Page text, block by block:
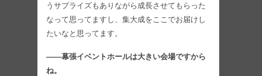
うサプライズもありながら成長させてもらった
なって思ってますし、集大成をここでお届けし
たいなと思ってます。
――幕張イベントホールは大きい会場ですから
ね。